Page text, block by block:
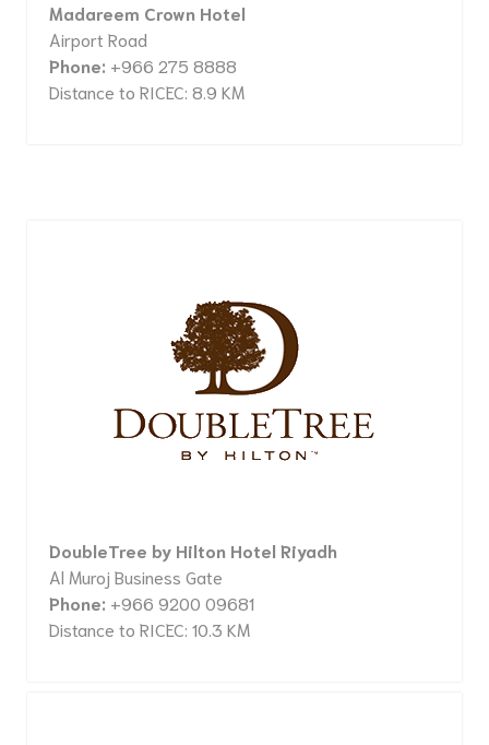
Madareem Crown Hotel
Airport Road
Phone: +966 275 8888
Distance to RICEC: 8.9 KM
DoubleTree by Hilton Hotel Riyadh
Al Muroj Business Gate
Phone: +966 9200 09681
Distance to RICEC: 10.3 KM